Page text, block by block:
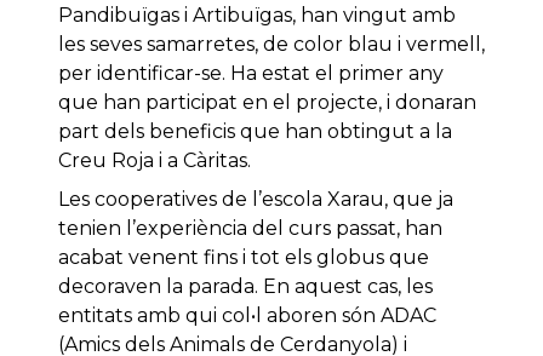
Pandibuïgas i Artibuïgas, han vingut amb
les seves samarretes, de color blau i vermell,
per identificar-se. Ha estat el primer any
que han participat en el projecte, i donaran
part dels beneficis que han obtingut a la
Creu Roja i a Càritas.
Les cooperatives de l’escola Xarau, que ja
tenien l’experiència del curs passat, han
acabat venent fins i tot els globus que
decoraven la parada. En aquest cas, les
entitats amb qui col•l aboren són ADAC
(Amics dels Animals de Cerdanyola) i